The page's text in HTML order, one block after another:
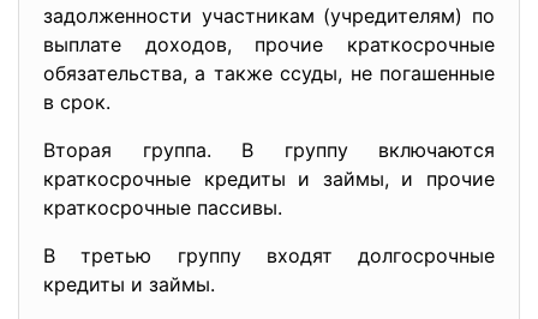
задолженности участникам (учредителям) по
выплате доходов, прочие краткосрочные
обязательства, а также ссуды, не погашенные
в срок.
Вторая группа. В группу включаются
краткосрочные кредиты и займы, и прочие
краткосрочные пассивы.
В третью группу входят долгосрочные
кредиты и займы.